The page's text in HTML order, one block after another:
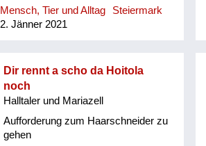
Mensch, Tier und Alltag
Steiermark
2. Jänner 2021
Dir rennt a scho da Hoitola
noch
Halltaler und Mariazell
Aufforderung zum Haarschneider zu
gehen